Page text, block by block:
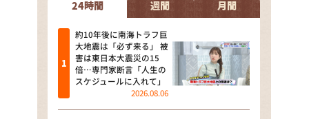
相席食堂
これ余談なんですけど・・・
～人生密着トークバラエティ！
～ やすとものいたって真剣です
探偵！ナイトスクープ
24時間 週間 月間
約10年後に南海トラフ巨
大地震は「必ず来る」 被
害は東日本大震災の15
倍…専門家断言「人生の
スケジュールに入れて」
2026.08.06